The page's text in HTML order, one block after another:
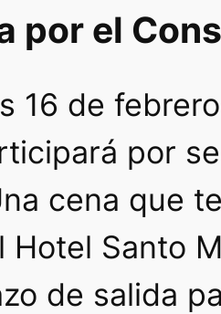
por el
16 de
por
cena que
Hotel Santo
de salida